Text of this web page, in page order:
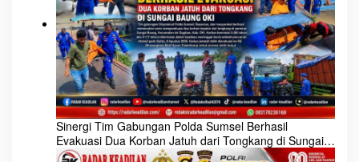
Jalin Sinergi Kunci Cegah
Karhutla, Kapolres OKI
Tekankan Peran Seluruh
Elemen Masyarakat
PEMERINTAHAN